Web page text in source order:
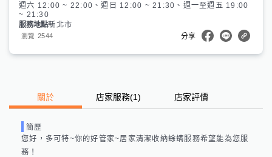
週六 12:00 ~ 22:00、週日 12:00 ~ 21:30、週一至週五 19:00
~ 21:30
服務地點新北市
瀏覽 2544 分享
關於 店家服務(1) 店家評價
簡歷
您好， 多可特~你的好管家~居家清潔收納蜍螨服務希望能為您服
務！